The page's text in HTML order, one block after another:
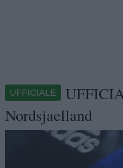
UFFICIALE
Nordsjaelland